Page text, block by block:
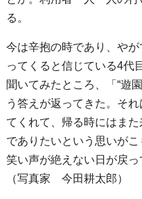
る。
今は辛抱の時であり、や
ってくると信じている4代
聞いてみたところ、「“遊
う答えが返ってきた。そ
てくれて、帰る時にはま
でありたいという思いが
笑い声が絶えない日が戻っ
（写真家 今田耕太郎）